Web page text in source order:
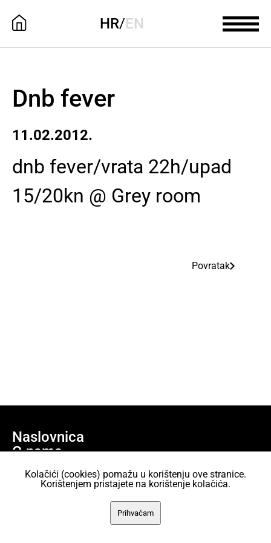
HR/EN
Dnb fever
11.02.2012.
dnb fever/vrata 22h/upad
15/20kn @ Grey room
Povratak
Naslovnica
O nama
Učlani se
Projekti
AKC Attack Sav sadržaj dan je na korištenje pod licencom Creative
Kolačići (cookies) pomažu u korištenju ove stranice.
Korištenjem pristajete na korištenje kolačića.
Prihvaćam